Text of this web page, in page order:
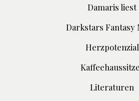
Damaris liest
Darkstars Fantasy
Herzpotenzial
Literaturen